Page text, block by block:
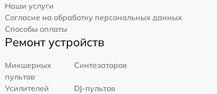
Наши услуги
Согласие на обработку персональных данных
Способы оплаты
Ремонт устройств
Микшерных
пультов
Синтезаторов
Усилителей
DJ-пультов